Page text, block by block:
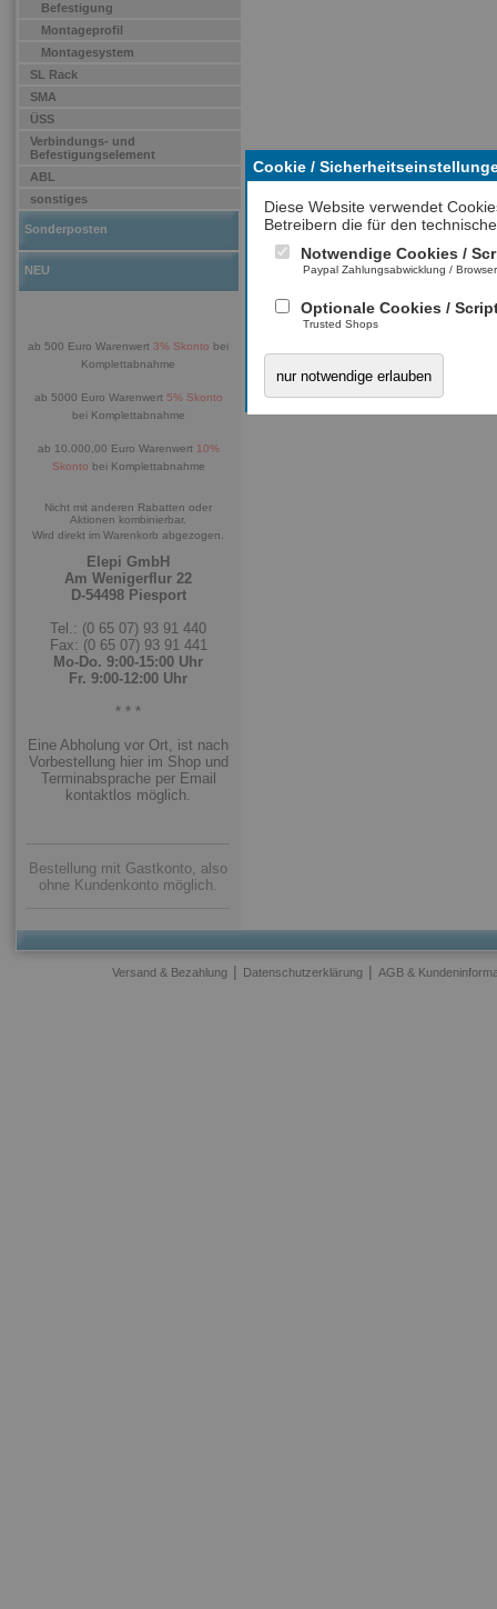
Cookie /
Diese Website verwendet
Betreibern die für den
Notwendige Cookies /
Paypal Zahlungsabwicklung /
Optionale Cookies /
Trusted Shops
nur notwendige erlauben
Befestigung
Montageprofil
Montagesystem
SL Rack
SMA
ÜSS
Verbindungs- und
Befestigungselement
ABL
sonstiges
Sonderposten
NEU
ab 500 Euro Warenwert 3% Skonto bei
Komplettabnahme
ab 5000 Euro Warenwert 5% Skonto
bei Komplettabnahme
ab 10.000,00 Euro Warenwert 10%
Skonto bei Komplettabnahme
Nicht mit anderen Rabatten oder
Aktionen kombinierbar.
Wird direkt im Warenkorb abgezogen.
Elepi GmbH
Am Wenigerflur 22
D-54498 Piesport
Tel.: (0 65 07) 93 91 440
Fax: (0 65 07) 93 91 441
Mo-Do. 9:00-15:00 Uhr
Fr. 9:00-12:00 Uhr
* * *
Eine Abholung vor Ort, ist nach
Vorbestellung hier im Shop und
Terminabsprache per Email
kontaktlos möglich.
Bestellung mit Gastkonto, also
ohne Kundenkonto möglich.
Versand & Bezahlung | Datenschutzerklärung | AGB &